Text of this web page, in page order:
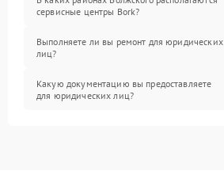
сервисные центры Bork?
Выполняете ли вы ремонт для юридических
лиц?
Какую документацию вы предоставляете
для юридических лиц?